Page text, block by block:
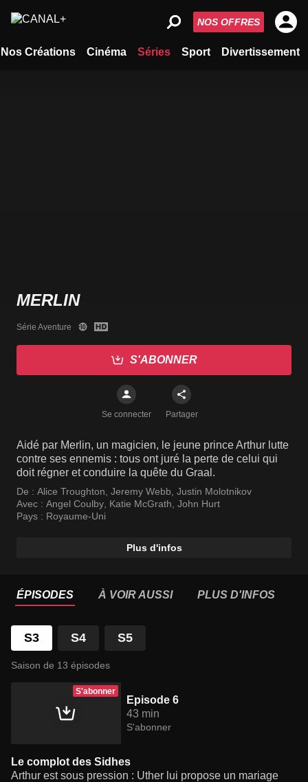
Nos Créations Cinéma Séries Sport Divertissement
NOS OFFRES
MERLIN
Série Aventure
S'ABONNER
Se connecter Partager
Aidé par Merlin, un magicien, le jeune prince Arthur lutte
contre ses ennemis : tous ont juré la perte de celui qui
doit régner et conduire la quête du Graal.
De : Alice Troughton Jeremy Webb Justin Molotnikov
Avec : Angel Coulby Katie McGrath John Hurt
Pays : Royaume-Uni
Plus d'infos
ÉPISODES À VOIR AUSSI PLUS D'INFOS
S3 S4 S5
Saison de 13 épisodes
S'abonner
Episode 6
43 min
S'abonner
Le complot des Sidhes
Arthur est sous pression : Uther lui propose un mariage